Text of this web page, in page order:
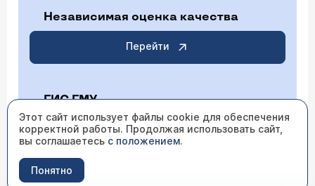
Независимая оценка качества
Перейти
ГИС ГМУ
Перейти
Этот сайт использует файлы cookie для обеспечения
корректной работы. Продолжая использовать сайт,
вы соглашаетесь с положением.
Понятно